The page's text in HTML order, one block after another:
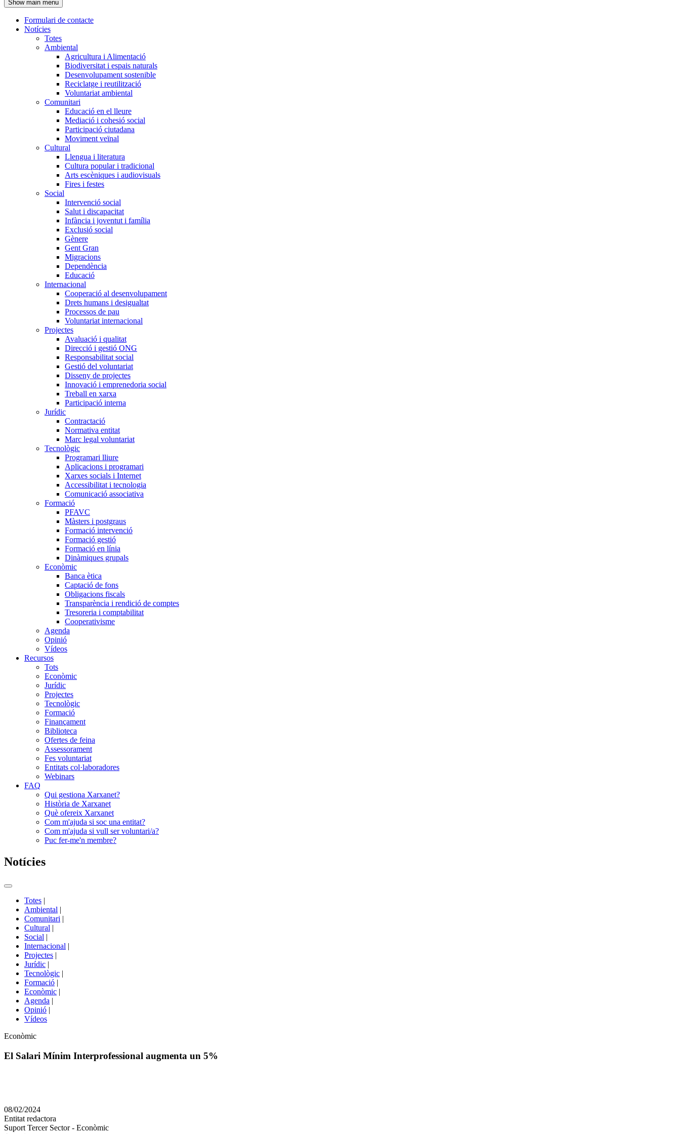
l'encapçalament
Show main menu
Navegació
principal
Formulari de contacte
Notícies
Totes
Ambiental
Agricultura i Alimentació
Biodiversitat i espais naturals
Desenvolupament sostenible
Reciclatge i reutilització
Voluntariat ambiental
Comunitari
Educació en el lleure
Mediació i cohesió social
Participació ciutadana
Moviment veïnal
Cultural
Llengua i literatura
Cultura popular i tradicional
Arts escèniques i audiovisuals
Fires i festes
Social
Intervenció social
Salut i discapacitat
Infància i joventut i família
Exclusió social
Gènere
Gent Gran
Migracions
Dependència
Educació
Internacional
Cooperació al desenvolupament
Drets humans i desigualtat
Processos de pau
Voluntariat internacional
Projectes
Avaluació i qualitat
Direcció i gestió ONG
Responsabilitat social
Gestió del voluntariat
Disseny de projectes
Innovació i emprenedoria social
Treball en xarxa
Participació interna
Jurídic
Contractació
Normativa entitat
Marc legal voluntariat
Tecnològic
Programari lliure
Aplicacions i programari
Xarxes socials i Internet
Accessibilitat i tecnologia
Comunicació associativa
Formació
PFAVC
Màsters i postgraus
Formació intervenció
Formació gestió
Formació en línia
Dinàmiques grupals
Econòmic
Banca ètica
Captació de fons
Obligacions fiscals
Transparència i rendició de comptes
Tresoreria i comptabilitat
Cooperativisme
Agenda
Opinió
Vídeos
Recursos
Tots
Econòmic
Jurídic
Projectes
Tecnològic
Formació
Finançament
Biblioteca
Ofertes de feina
Assessorament
Fes voluntariat
Entitats col·laboradores
Webinars
FAQ
Qui gestiona Xarxanet?
Història de Xarxanet
Què ofereix Xarxanet
Com m'ajuda si soc una entitat?
Com m'ajuda si vull ser voluntari/a?
Puc fer-me'n membre?
Notícies
Commutador
portals
Totes |
Ambiental |
Comunitari |
Cultural |
Social |
Internacional |
Projectes |
Jurídic |
Tecnològic |
Formació |
Econòmic |
Agenda |
Opinió |
Vídeos
Àmbit
la
Econòmic
El Salari Mínim Interprofessional augmenta un 5%
en
altres
xarxes
08/02/2024
Entitat redactora
Suport Tercer Sector - Econòmic